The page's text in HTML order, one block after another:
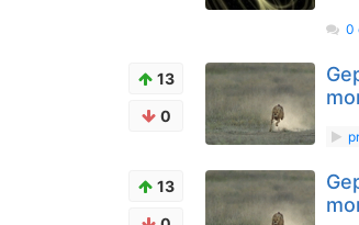
0
13
0
13